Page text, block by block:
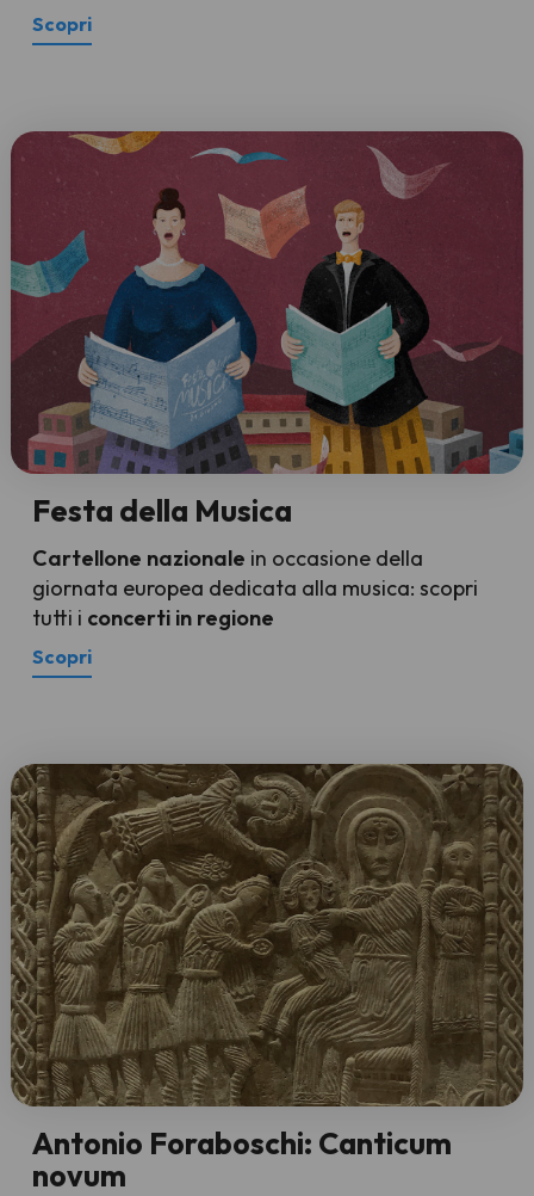
Scopri
Festa della Musica
Cartellone nazionale in occasione della
giornata europea dedicata alla musica: scopri
tutti i concerti in regione
Scopri
Antonio Foraboschi: Canticum
novum